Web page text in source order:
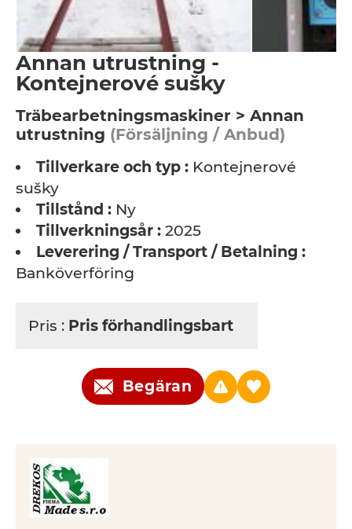
Annan utrustning -
Kontejnerové sušky
Träbearbetningsmaskiner > Annan
utrustning (Försäljning / Anbud)
Tillverkare och typ : Kontejnerové
sušky
Tillstånd : Ny
Tillverkningsår : 2025
Leverering / Transport / Betalning :
Banköverföring
Pris : Pris förhandlingsbart
Begäran